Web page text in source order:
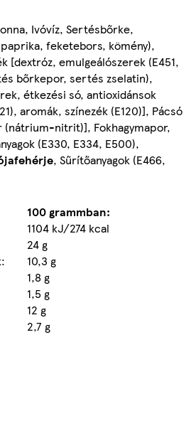
Ivóvíz, Sertésbőrke,
feketebors, kömény),
[dextróz, emulgeálószerek (E451,
bőrkepor, sertés zselatin),
étkezési só, antioxidánsok
aromák, színezék (E120)], Pácsó
nitrit)], Fokhagymapor,
(E330, E334, E500),
, Sűrítőanyagok (E466,
100 grammban:
1104 kJ/274 kcal
24 g
10,3 g
1,8 g
1,5 g
12 g
2,7 g